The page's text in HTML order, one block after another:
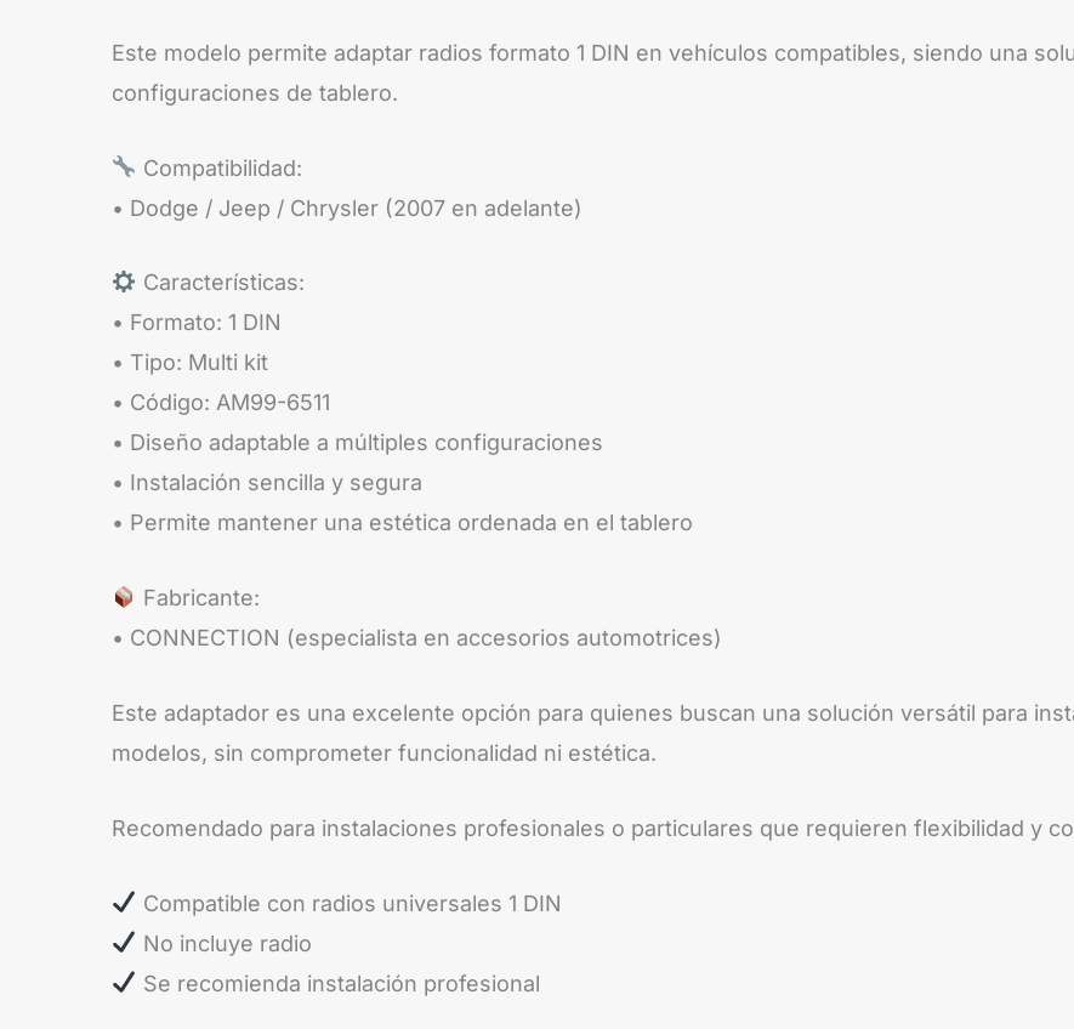
Este modelo permite adaptar radios formato 1 DIN en vehículos compatibles, siendo una
configuraciones de tablero.
Compatibilidad:
• Dodge / Jeep / Chrysler (2007 en adelante)
Características:
• Formato: 1 DIN
• Tipo: Multi kit
• Código: AM99-6511
• Diseño adaptable a múltiples configuraciones
• Instalación sencilla y segura
• Permite mantener una estética ordenada en el tablero
Fabricante:
• CONNECTION (especialista en accesorios automotrices)
Este adaptador es una excelente opción para quienes buscan una solución versátil para
modelos, sin comprometer funcionalidad ni estética.
Recomendado para instalaciones profesionales o particulares que requieren flexibilidad y
Compatible con radios universales 1 DIN
No incluye radio
Se recomienda instalación profesional